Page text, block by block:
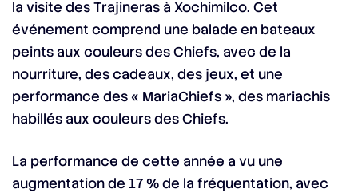
la visite des Trajineras à Xochimilco. Cet
événement comprend une balade en bateaux
peints aux couleurs des Chiefs, avec de la
nourriture, des cadeaux, des jeux, et une
performance des « MariaChiefs », des mariachis
habillés aux couleurs des Chiefs.
La performance de cette année a vu une
augmentation de 17 % de la fréquentation, avec